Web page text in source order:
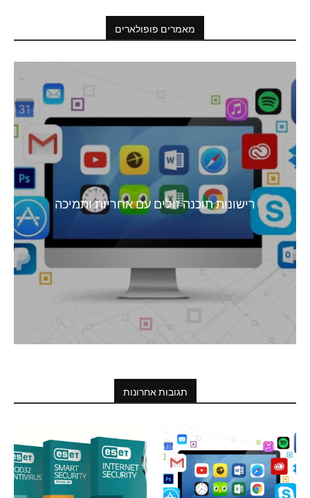
מאמרים פופולארים
רישונות תוכנה זולים עם אחריות ותמיכה
תגובות אחרונות